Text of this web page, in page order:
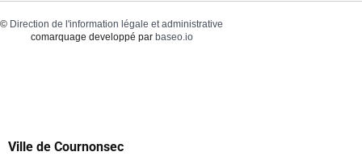
© Direction de l'information légale et administrative
comarquage developpé par baseo.io
Ville de Cournonsec